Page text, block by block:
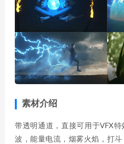
素材介绍
带透明通道，直接可用于VFX
波，能量电流，烟雾火焰，打